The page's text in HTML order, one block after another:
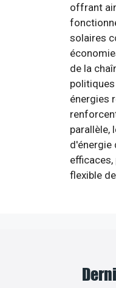
offrant
solaires
de la
énergies
parallèle,
d'énergie
flexible